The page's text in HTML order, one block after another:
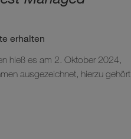
erhalten
hieß es am 2. Oktober 2024,
ausgezeichnet, hierzu gehört